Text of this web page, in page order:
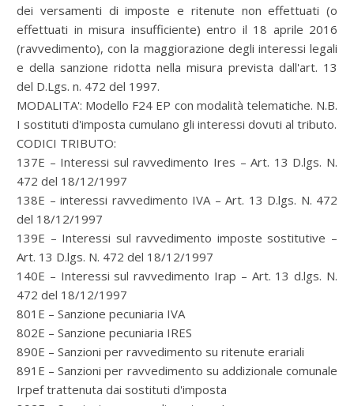
dei versamenti di imposte e ritenute non effettuati (o
effettuati in misura insufficiente) entro il 18 aprile 2016
(ravvedimento), con la maggiorazione degli interessi legali
e della sanzione ridotta nella misura prevista dall'art. 13
del D.Lgs. n. 472 del 1997.
MODALITA': Modello F24 EP con modalità telematiche. N.B.
I sostituti d'imposta cumulano gli interessi dovuti al tributo.
CODICI TRIBUTO:
137E – Interessi sul ravvedimento Ires – Art. 13 D.lgs. N.
472 del 18/12/1997
138E – interessi ravvedimento IVA – Art. 13 D.lgs. N. 472
del 18/12/1997
139E – Interessi sul ravvedimento imposte sostitutive –
Art. 13 D.lgs. N. 472 del 18/12/1997
140E – Interessi sul ravvedimento Irap – Art. 13 d.lgs. N.
472 del 18/12/1997
801E – Sanzione pecuniaria IVA
802E – Sanzione pecuniaria IRES
890E – Sanzioni per ravvedimento su ritenute erariali
891E – Sanzioni per ravvedimento su addizionale comunale
Irpef trattenuta dai sostituti d'imposta